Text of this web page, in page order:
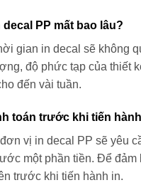
PP mất bao lâu?
gian in decal sẽ không
độ phức tạp của thiết
đến vài tuần.
toán trước khi tiến
vị in decal PP sẽ yêu
một phần tiền. Để đảm
trước khi tiến hành in.